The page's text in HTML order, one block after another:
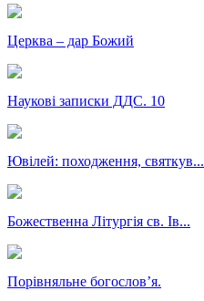
Церква – дар Божий
Наукові записки ДДС. 10
Ювілей: походження, святкув...
Божественна Літургія св. Ів...
Порівняльне богословʼя.